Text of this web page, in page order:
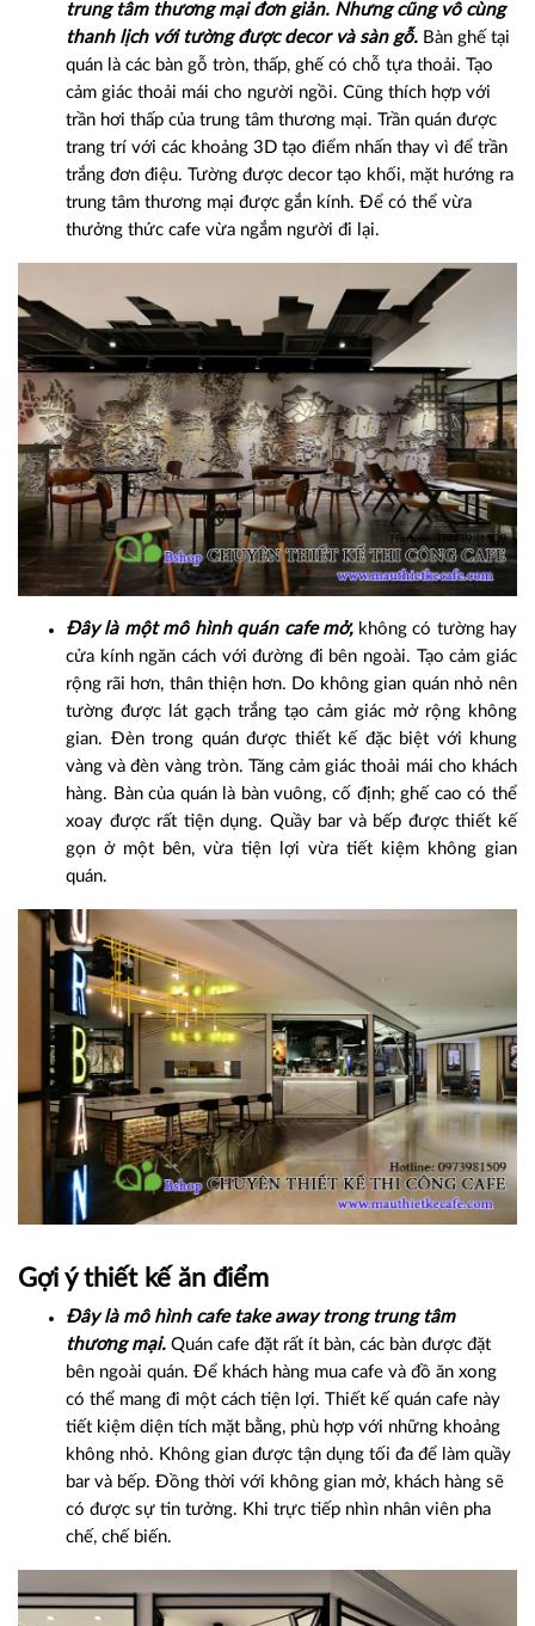
trung tâm thương mại đơn giản. Nhưng cũng vô cùng
thanh lịch với tường được decor và sàn gỗ. Bàn ghế tại
quán là các bàn gỗ tròn, thấp, ghế có chỗ tựa thoải. Tạo
cảm giác thoải mái cho người ngồi. Cũng thích hợp với
trần hơi thấp của trung tâm thương mại. Trần quán được
trang trí với các khoảng 3D tạo điểm nhấn thay vì để trần
trắng đơn điệu. Tường được decor tạo khối, mặt hướng ra
trung tâm thương mại được gắn kính. Để có thể vừa
thưởng thức cafe vừa ngắm người đi lại.
Đây là một mô hình quán cafe mở, không có tường hay
cửa kính ngăn cách với đường đi bên ngoài. Tạo cảm giác
rộng rãi hơn, thân thiện hơn. Do không gian quán nhỏ nên
tường được lát gạch trắng tạo cảm giác mở rộng không
gian. Đèn trong quán được thiết kế đặc biệt với khung
vàng và đèn vàng tròn. Tăng cảm giác thoải mái cho khách
hàng. Bàn của quán là bàn vuông, cố định; ghế cao có thể
xoay được rất tiện dụng. Quầy bar và bếp được thiết kế
gọn ở một bên, vừa tiện lợi vừa tiết kiệm không gian
quán.
Gợi ý thiết kế ăn điểm
Đây là mô hình cafe take away trong trung tâm
thương mại. Quán cafe đặt rất ít bàn, các bàn được đặt
bên ngoài quán. Để khách hàng mua cafe và đồ ăn xong
có thể mang đi một cách tiện lợi. Thiết kế quán cafe này
tiết kiệm diện tích mặt bằng, phù hợp với những khoảng
không nhỏ. Không gian được tận dụng tối đa để làm quầy
bar và bếp. Đồng thời với không gian mở, khách hàng sẽ
có được sự tin tưởng. Khi trực tiếp nhìn nhân viên pha
chế, chế biến.